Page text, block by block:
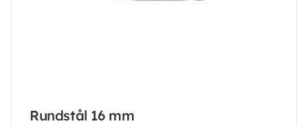
Rundstål 16 mm